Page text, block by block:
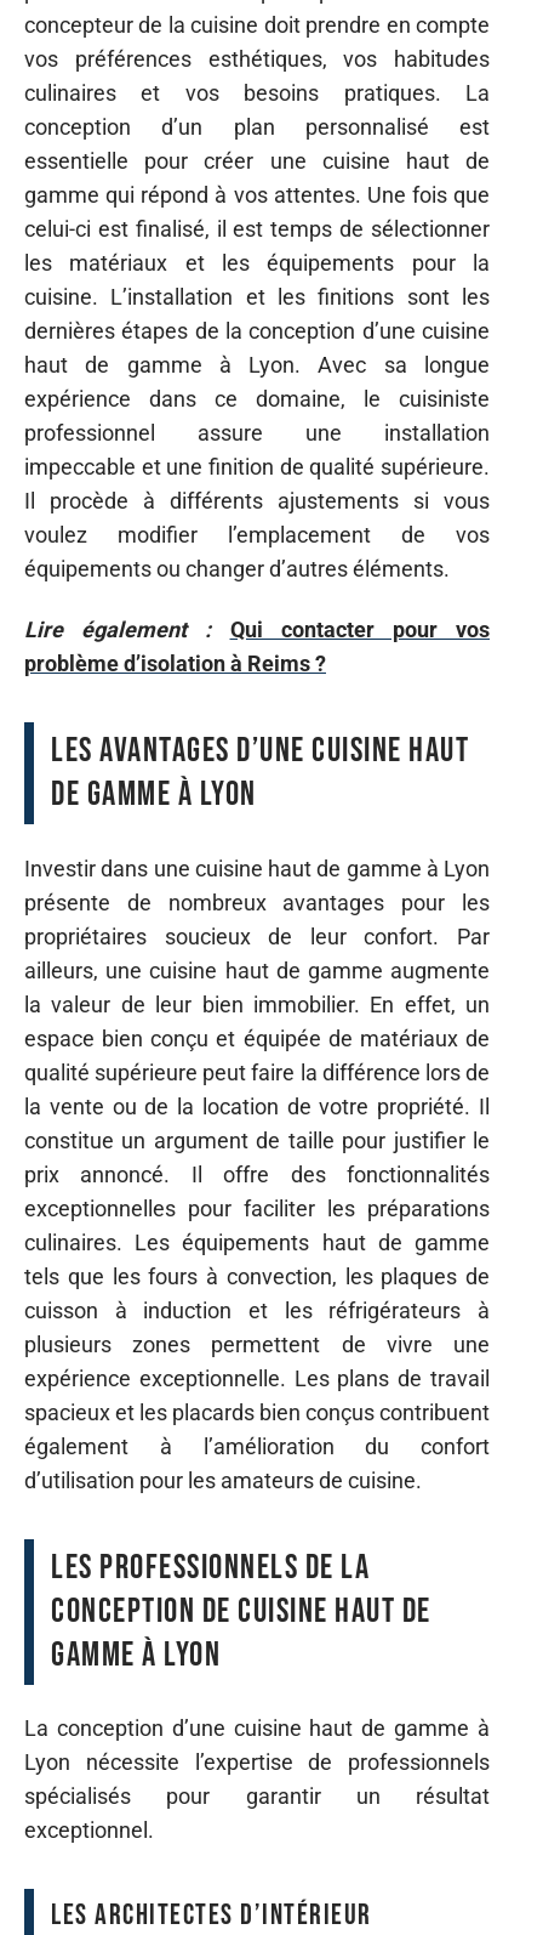
concepteur de la cuisine doit prendre en compte
vos préférences esthétiques, vos habitudes
culinaires et vos besoins pratiques. La
conception d’un plan personnalisé est
essentielle pour créer une cuisine haut de
gamme qui répond à vos attentes. Une fois que
celui-ci est finalisé, il est temps de sélectionner
les matériaux et les équipements pour la
cuisine. L’installation et les finitions sont les
dernières étapes de la conception d’une cuisine
haut de gamme à Lyon. Avec sa longue
expérience dans ce domaine, le cuisiniste
professionnel assure une installation
impeccable et une finition de qualité supérieure.
Il procède à différents ajustements si vous
voulez modifier l’emplacement de vos
équipements ou changer d’autres éléments.
Lire également :
Qui contacter pour vos
problème d’isolation à Reims ?
Les avantages d’une cuisine haut
de gamme à Lyon
Investir dans une cuisine haut de gamme à Lyon
présente de nombreux avantages pour les
propriétaires soucieux de leur confort. Par
ailleurs, une cuisine haut de gamme augmente
la valeur de leur bien immobilier. En effet, un
espace bien conçu et équipée de matériaux de
qualité supérieure peut faire la différence lors de
la vente ou de la location de votre propriété. Il
constitue un argument de taille pour justifier le
prix annoncé. Il offre des fonctionnalités
exceptionnelles pour faciliter les préparations
culinaires. Les équipements haut de gamme
tels que les fours à convection, les plaques de
cuisson à induction et les réfrigérateurs à
plusieurs zones permettent de vivre une
expérience exceptionnelle. Les plans de travail
spacieux et les placards bien conçus contribuent
également à l’amélioration du confort
d’utilisation pour les amateurs de cuisine.
Les professionnels de la
conception de cuisine haut de
gamme à Lyon
La conception d’une cuisine haut de gamme à
Lyon nécessite l’expertise de professionnels
spécialisés pour garantir un résultat
exceptionnel.
Les architectes d’intérieur